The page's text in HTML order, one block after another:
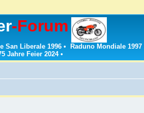
-Forum
San Liberale 1996 • Raduno Mondiale 1997
Jahre Feier 2024•